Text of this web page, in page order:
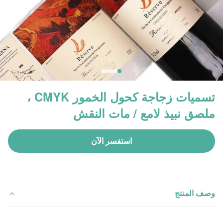
تسميات زجاجة كحول الخمور CMYK ،
ملصق نبيذ لامع / مات النقش
استفسر الآن
وصف المنتج